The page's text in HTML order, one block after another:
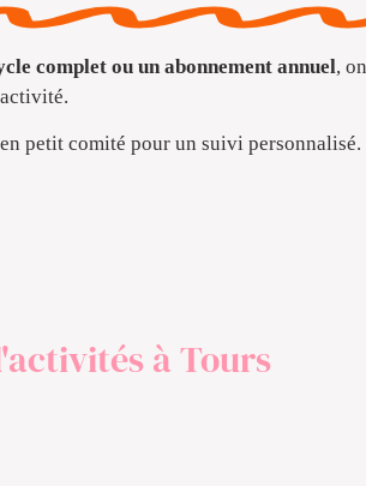
complet ou un abonnement annuel,
petit comité pour un suivi personnalisé.
à Tours